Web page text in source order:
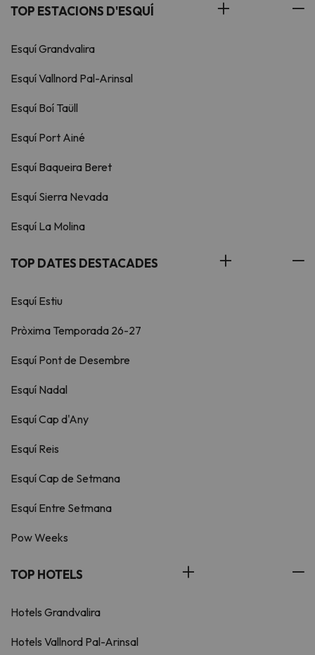
TOP ESTACIONS D'ESQUÍ
Esquí Grandvalira
Esquí Vallnord Pal-Arinsal
Esquí Boí Taüll
Esquí Port Ainé
Esquí Baqueira Beret
Esquí Sierra Nevada
Esquí La Molina
TOP DATES DESTACADES
Esquí Estiu
Pròxima Temporada 26-27
Esquí Pont de Desembre
Esquí Nadal
Esquí Cap d'Any
Esquí Reis
Esquí Cap de Setmana
Esquí Entre Setmana
Pow Weeks
TOP HOTELS
Hotels Grandvalira
Hotels Vallnord Pal-Arinsal